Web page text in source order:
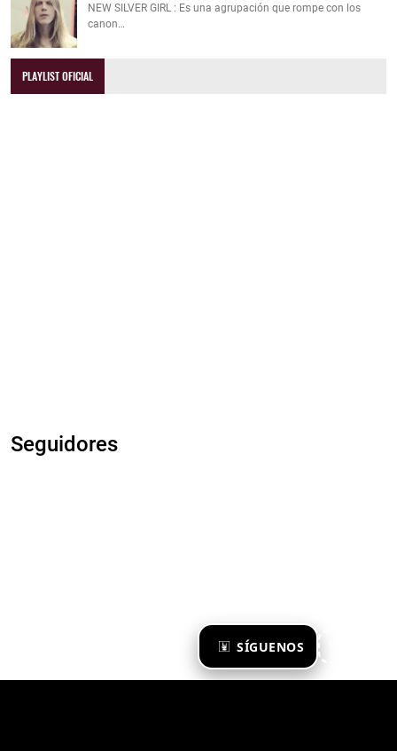
SÍGUENOS
NEW SILVER GIRL : Es una agrupación que rompe con los
canon…
PLAYLIST OFICIAL
Seguidores